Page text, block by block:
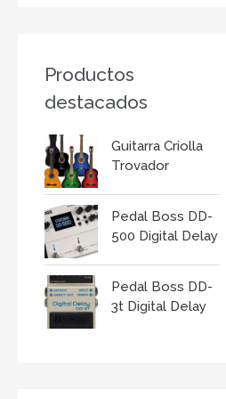
Productos
destacados
Guitarra Criolla
Trovador
Pedal Boss DD-
500 Digital Delay
Pedal Boss DD-
3t Digital Delay